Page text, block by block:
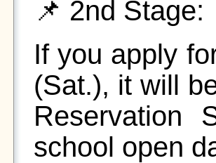
📌 2nd Stage:
If you apply
(Sat.), it will
Reservation
school open